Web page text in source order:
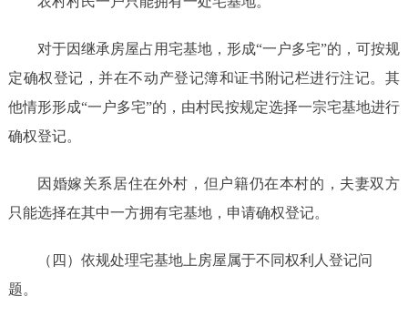
对于因继承房屋占用宅基地，形成“一户多宅”的，可按规
定确权登记，并在不动产登记簿和证书附记栏进行注记。其
他情形形成“一户多宅”的，由村民按规定选择一宗宅基地进行
确权登记。
因婚嫁关系居住在外村，但户籍仍在本村的，夫妻双方
只能选择在其中一方拥有宅基地，申请确权登记。
（四）依规处理宅基地上房屋属于不同权利人登记问
题。